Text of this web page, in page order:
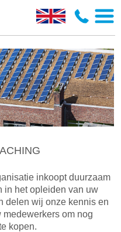
inkoopt duurzaam
in het opleiden van uw
delen wij onze kennis en
om nog
kopen.